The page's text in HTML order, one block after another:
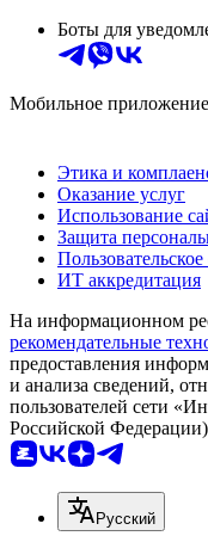
Боты для
Мобильное приложение
Этика и
Оказание услуг
Использование
Защита
ИТ аккредитация
На информационном
рекомендательные
предоставления
и анализа сведений,
пользователей сети
Российской Федерации)
Русский